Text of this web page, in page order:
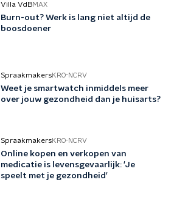
Villa VdBMAX
Burn-out? Werk is lang niet altijd de
boosdoener
SpraakmakersKRO-NCRV
Weet je smartwatch inmiddels meer
over jouw gezondheid dan je huisarts?
SpraakmakersKRO-NCRV
Online kopen en verkopen van
medicatie is levensgevaarlijk: 'Je
speelt met je gezondheid'